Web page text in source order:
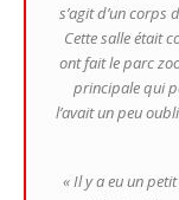
s’agit d’un
Cette salle était
ont fait le parc
principale qui
l’avait un peu
« Il y a eu un